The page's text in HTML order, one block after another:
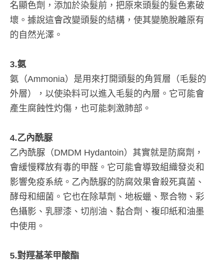
名顯色劑，添加於染髮前，把原來頭髮的髮色素破
壞。據說這會改變頭髮的結構，使其變脆脫離原有
的自然光澤。
3.氨
氨（Ammonia）是用來打開頭髮的角質層（毛髮的
外層），以使染料可以進入毛髮的內層。它可能會
產生腐蝕性灼傷，也可能刺激肺部。
4.乙內酰脲
乙內酰脲（DMDM Hydantoin）其實就是防腐劑，
會緩慢釋放有毒的甲醛。它可能會導致組織發炎和
影響免疫系統。乙內酰脲的防腐效果會殺死真菌、
酵母和細菌。它也在除草劑、地板蠟、聚合物、彩
色攝影、乳膠漆、切削油、黏合劑、複印紙和油墨
中使用。
5.對羥基苯甲酸酯